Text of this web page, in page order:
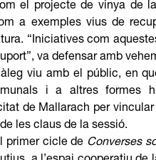
el projecte de vinya de
a exemples vius de
“Iniciatives com
va defensar amb
viu amb el públic, en
i a altres formes
de Mallarach per
les claus de la sessió.
primer cicle de Converses